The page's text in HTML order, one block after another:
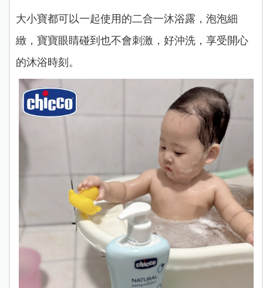
大小寶都可以一起使用的二合一沐浴露，泡泡細
緻，寶寶眼睛碰到也不會刺激，好沖洗，享受開心
的沐浴時刻。